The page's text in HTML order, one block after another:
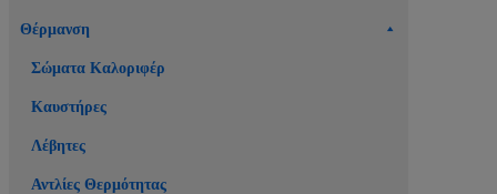
Θέρμανση
Σώματα Καλοριφέρ
Καυστήρες
Λέβητες
Αντλίες Θερμότητας